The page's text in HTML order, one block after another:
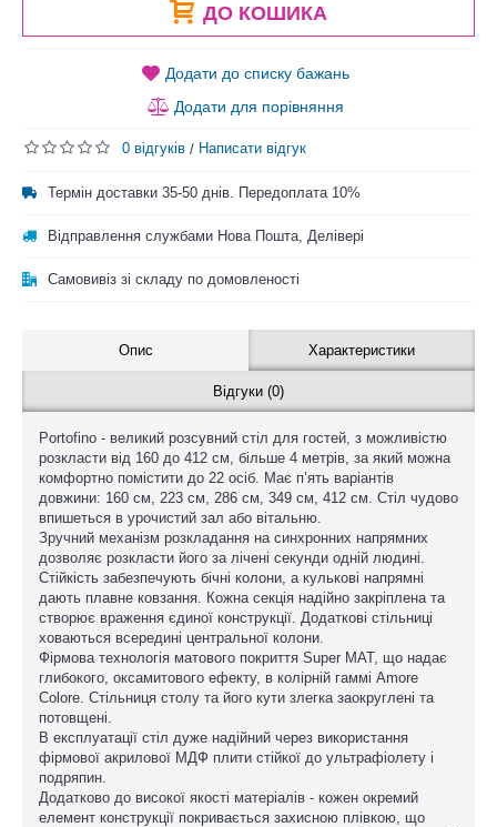
ДО КОШИКА
Додати до списку бажань
Додати для порівняння
0 відгуків / Написати відгук
Термін доставки 35-50 днів. Передоплата 10%
Відправлення службами Нова Пошта, Делівері
Самовивіз зі складу по домовленості
Опис Характеристики
Відгуки (0)
Portofino - великий розсувний стіл для гостей, з можливістю
розкласти від 160 до 412 см, більше 4 метрів, за який можна
комфортно помістити до 22 осіб. Має п’ять варіантів
довжини: 160 см, 223 см, 286 см, 349 см, 412 см. Стіл чудово
впишеться в урочистий зал або вітальню.
Зручний механізм розкладання на синхронних напрямних
дозволяє розкласти його за лічені секунди одній людині.
Стійкість забезпечують бічні колони, а кулькові напрямні
дають плавне ковзання. Кожна секція надійно закріплена та
створює враження єдиної конструкції. Додаткові стільниці
ховаються всередині центральної колони.
Фірмова технологія матового покриття Super MAT, що надає
глибокого, оксамитового ефекту, в колірній гаммі Amore
Colore. Стільниця столу та його кути злегка заокруглені та
потовщені.
В експлуатації стіл дуже надійний через використання
фірмової акрилової МДФ плити стійкої до ультрафіолету і
подряпин.
Додатково до високої якості матеріалів - кожен окремий
елемент конструкції покривається захисною плівкою, що